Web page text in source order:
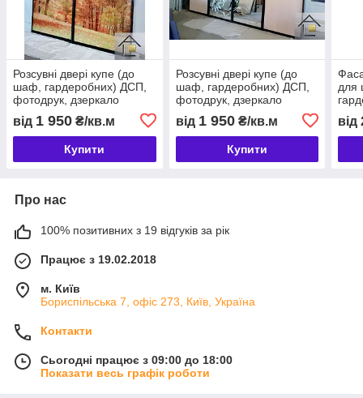
Розсувні двері купе (до
шаф, гардеробних) ДСП,
фотодрук, дзеркало
від 1 950 ₴/кв.м
Купити
Розсувні двері купе (до
шаф, гардеробних) ДСП,
фотодрук, дзеркало
від 1 950₴/кв.м
Купити
для
від
Про нас
100% позитивних з 19 відгуків за рік
Працює з 19.02.2018
м. Київ
Бориспільська 7, офіс 273, Київ, Україна
Контакти
Сьогодні працює з 09:00 до 18:00
Показати весь графік роботи